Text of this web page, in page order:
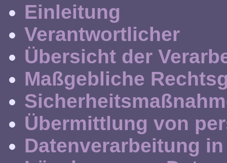
Einleitung
Verantwortlicher
Übersicht der
Maßgebliche
Übermittlung von
Datenverarbeitung